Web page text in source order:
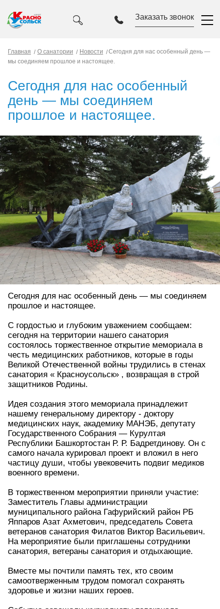
Заказать звонок
Главная О санатории Новости
Сегодня для нас особенный день —
мы соединяем прошлое и настоящее.
Сегодня для нас особенный
день — мы соединяем
прошлое и настоящее.
Сегодня для нас особенный день — мы соединяем
прошлое и настоящее.
С гордостью и глубоким уважением сообщаем:
сегодня на территории нашего санатория
состоялось торжественное открытие мемориала в
честь медицинских работников, которые в годы
Великой Отечественной войны трудились в стенах
санатория « Красноусольск» , возвращая в строй
защитников Родины.
Идея создания этого мемориала принадлежит
нашему генеральному директору - доктору
медицинских наук, академику МАНЭБ, депутату
Государственного Собрания — Курултая
Республики Башкортостан Р. Р. Бадретдинову. Он с
самого начала курировал проект и вложил в него
частицу души, чтобы увековечить подвиг медиков
военного времени.
В торжественном мероприятии приняли участие:
Заместитель Главы администрации
муниципального района Гафурийский район РБ
Яппаров Азат Ахметович, председатель Совета
ветеранов санатория Филатов Виктор Васильевич.
На мероприятие были приглашены сотрудники
санатория, ветераны санатория и отдыхающие.
Вместе мы почтили память тех, кто своим
самоотверженным трудом помогал сохранять
здоровье и жизни наших героев.